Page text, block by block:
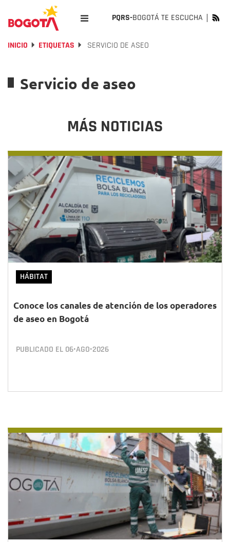
PQRS-BOGOTÁ TE ESCUCHA
INICIO ETIQUETAS SERVICIO DE ASEO
Servicio de aseo
MÁS NOTICIAS
HÁBITAT
Conoce los canales de atención de los operadores
de aseo en Bogotá
PUBLICADO EL 06•AGO•2026